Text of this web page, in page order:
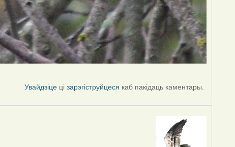
Увайдзіце цізарэгіструйцеся каб пакідаць каментары.